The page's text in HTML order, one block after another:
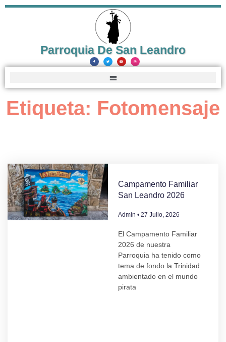
Parroquia De San Leandro
Etiqueta: Fotomensaje
Campamento Familiar
San Leandro 2026
Admin 27 Julio, 2026
El Campamento Familiar
2026 de nuestra
Parroquia ha tenido como
tema de fondo la Trinidad
ambientado en el mundo
pirata